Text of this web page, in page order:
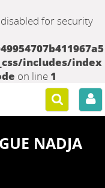
for security
includes/index
on line 1
NADJA